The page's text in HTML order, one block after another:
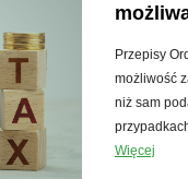
Przepisy
możliwość
niż sam
Więcej